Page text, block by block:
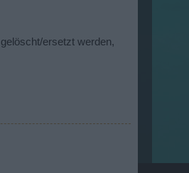
ersetzt werden,